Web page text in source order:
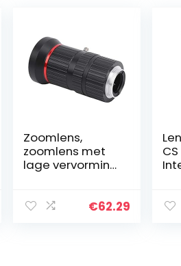
Zoomlens,
zoomlens met
lage vervorming
Definition 5Mp
€62.29